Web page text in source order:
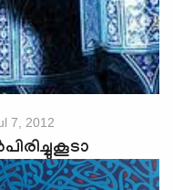
7, 2012